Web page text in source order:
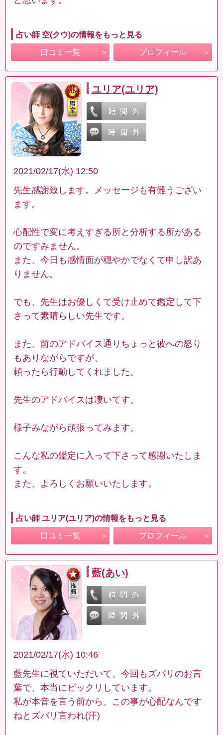
占い師 空(クウ)の情報をもっと見る
口コミ一覧 プロフィール
ユリア(ユリア)
2021/02/17(水) 12:50
先生感謝致します。メッセージも有難うござい
ます。
心配性で変に考えすぎる所と分析する所がある
のですみません。
また、今日も感情面が穏やかでなくて申し訳あ
りません。
でも、先生はお優しくて受け止めて鑑定して下
さって素晴らしい先生です。
また、前のアドバイス通りちょっと彼への怒り
もありながらですが、
頼ったら行動してくれました。
先生のアドバイスは凄いてす。
様子みながら頑張ってみます。
こんな私の鑑定に入って下さって感謝いたしま
す。
また、よろしくお願いいたします。
占い師 ユリア(ユリア)の情報をもっと見る
口コミ一覧 プロフィール
藍(あい)
2021/02/17(水) 10:46
藍先生に視ていただいて、今回もズバリのお言
葉で、本当にビックリしています。
私が本音を言う前から、この事が心配なんです
ねとズバリ言われ(汗)